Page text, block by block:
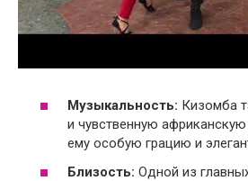
Музыкальность: Кизомба
и чувственную
ему особую грацию и
Близость: Одной из